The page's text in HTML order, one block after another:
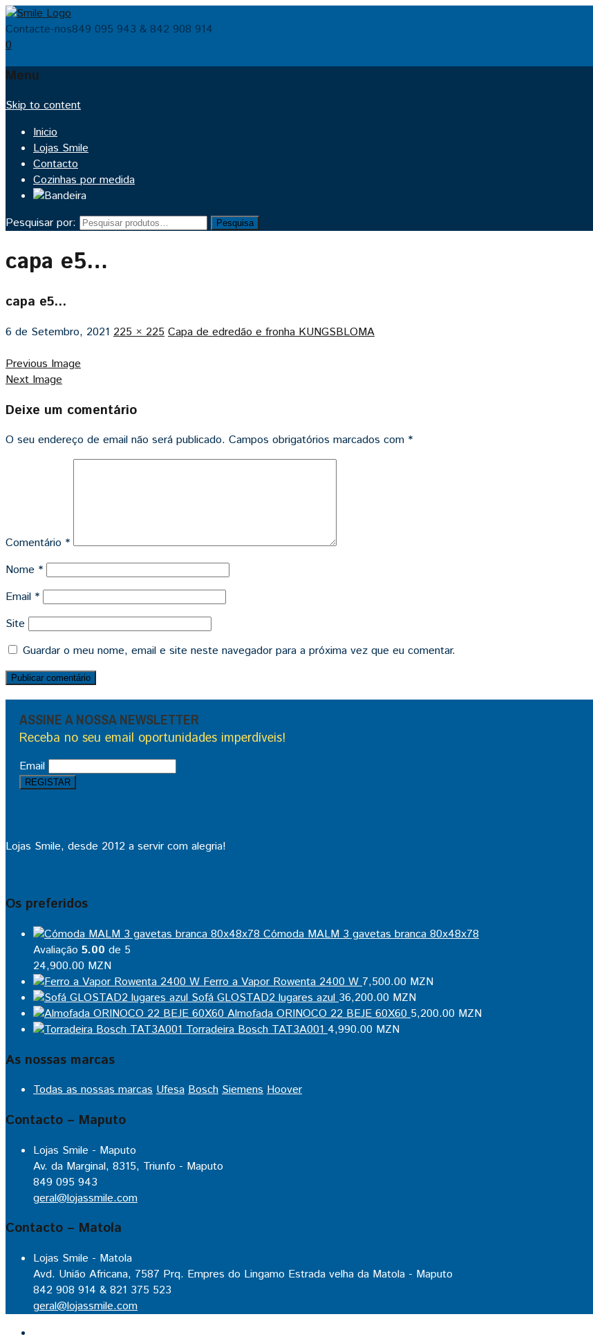
Contacte-nos849 095 943 & 842 908 914
0
Menu
Skip to content
Inicio
Lojas Smile
Contacto
Cozinhas por medida
Pesquisar por: Pesquisa
capa e5…
capa e5…
6 de Setembro, 2021 225 × 225 Capa de edredão e fronha KUNGSBLOMA
Previous Image
Next Image
Deixe um comentário
O seu endereço de email não será publicado. Campos obrigatórios marcados com *
Comentário *
Nome *
Email *
Site
Guardar o meu nome, email e site neste navegador para a próxima vez que eu comentar.
ASSINE A NOSSA NEWSLETTER
Receba no seu email oportunidades imperdíveis!
Email
Lojas Smile, desde 2012 a servir com alegria!
Os preferidos
Cómoda MALM 3 gavetas branca 80x48x78
Avaliação 5.00 de 5
24,900.00 MZN
Ferro a Vapor Rowenta 2400 W 7,500.00 MZN
Sofá GLOSTAD2 lugares azul 36,200.00 MZN
Almofada ORINOCO 22 BEJE 60X60 5,200.00 MZN
Torradeira Bosch TAT3A001 4,990.00 MZN
As nossas marcas
Todas as nossas marcas Ufesa Bosch Siemens Hoover
Contacto – Maputo
Lojas Smile - Maputo
Av. da Marginal, 8315, Triunfo - Maputo
849 095 943
geral@lojassmile.com
Contacto – Matola
Lojas Smile - Matola
Avd. União Africana, 7587 Prq. Empres do Lingamo Estrada velha da Matola - Maputo
842 908 914 & 821 375 523
geral@lojassmile.com